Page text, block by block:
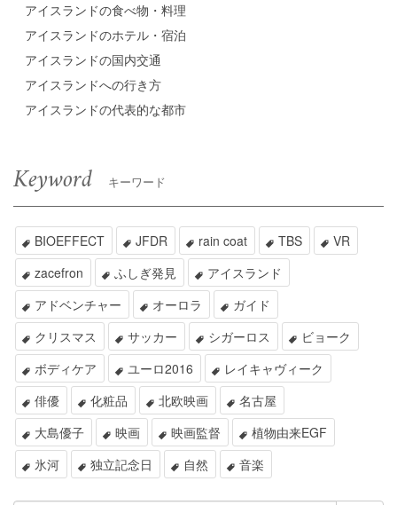
アイスランドの食べ物・料理
アイスランドのホテル・宿泊
アイスランドの国内交通
アイスランドへの行き方
アイスランドの代表的な都市
Keyword キーワード
BIOEFFECT JFDR rain coat TBS
VR
zacefron
ふしぎ発見
アイスランド
アドベンチャー
オーロラ
ガイド
クリスマス
サッカー シガーロス
ビョーク
ボディケア
ユーロ2016
レイキャヴィーク
俳優
化粧品 北欧映画
名古屋
大島優子
映画 映画監督
植物由来EGF
氷河
独立記念日 自然 音楽